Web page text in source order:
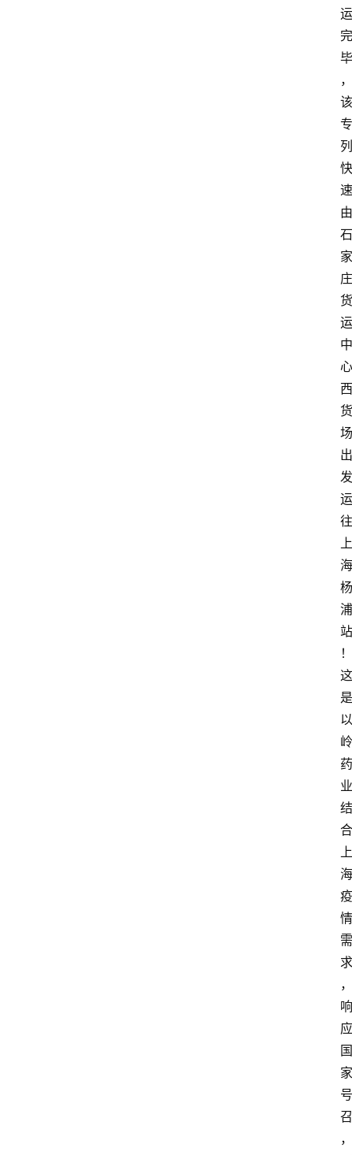
运
完
毕
，
该
专
列
快
速
由
石
家
庄
货
运
中
心
西
货
场
出
发
运
往
上
海
杨
浦
站
！
这
是
以
岭
药
业
结
合
上
海
疫
情
需
求
，
响
应
国
家
号
召
，